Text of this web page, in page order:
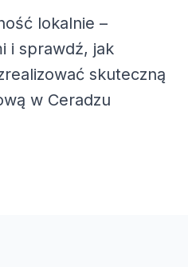
lokalnie –
i sprawdź, jak
skuteczną
w Ceradzu